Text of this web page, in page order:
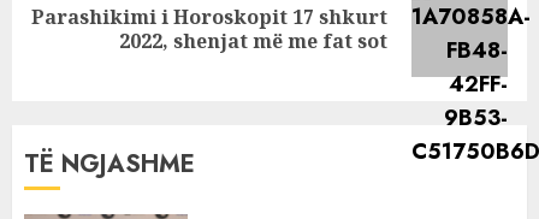
Next
Parashikimi i Horoskopit 17 shkurt
2022, shenjat më me fat sot
TË NGJASHME